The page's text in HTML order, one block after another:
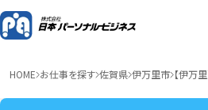
HOME お仕事を探す 佐賀県 伊万里市 【伊万